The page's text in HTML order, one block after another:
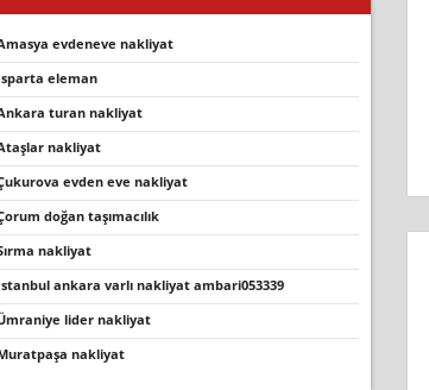
amasya evdeneve nakliyat
isparta eleman
ankara turan nakliyat
ataşlar nakliyat
çukurova evden eve nakliyat
çorum doğan taşimacilik
sırma nakliyat
i̇stanbul ankara varlı nakliyat ambari053339
ümraniye lider nakliyat
muratpaşa nakliyat